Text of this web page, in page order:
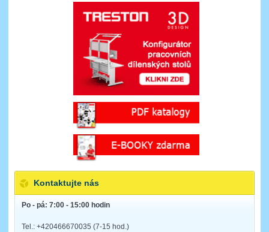
Kontaktujte nás
Po - pá: 7:00 - 15:00 hodin
Tel.: +420466670035 (7-15 hod.)